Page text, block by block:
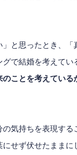
」と思ったとき、
で結婚を考えてい
のことを考えてい
気持ちを表現す
せず伏せたまま